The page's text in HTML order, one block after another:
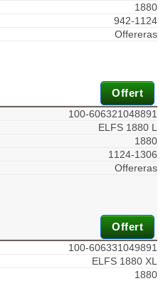
1880
942-1124
Offereras
Offert
100-606321048891
ELFS 1880 L
1880
1124-1306
Offereras
Offert
100-606331049891
ELFS 1880 XL
1880